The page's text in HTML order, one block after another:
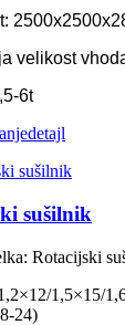
velikost
6t
detajl
sušilnik
Rotacijski
1,5×15/
24)